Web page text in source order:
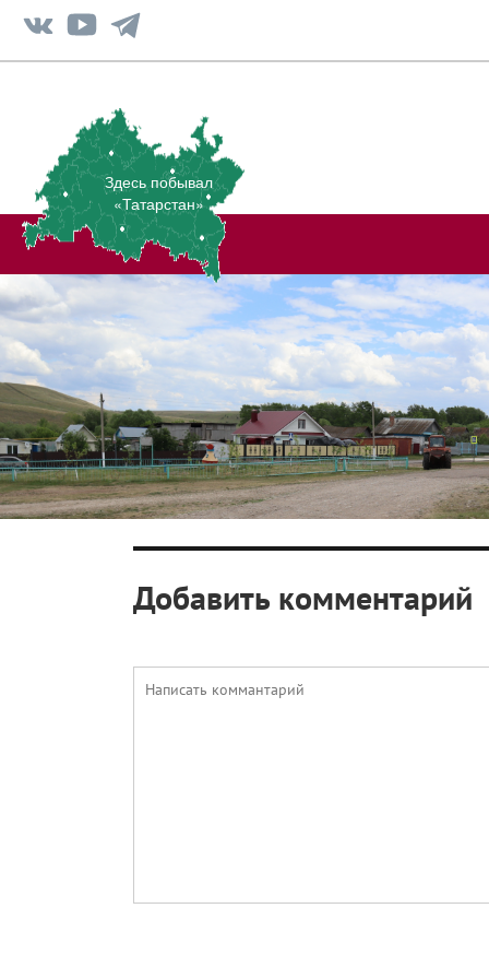
Здесь побывал
«Татарстан»
Добавить комментарий